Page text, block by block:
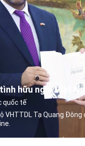
hữu nghị Việt
tác quốc tế
VHTTDL Tạ Quang